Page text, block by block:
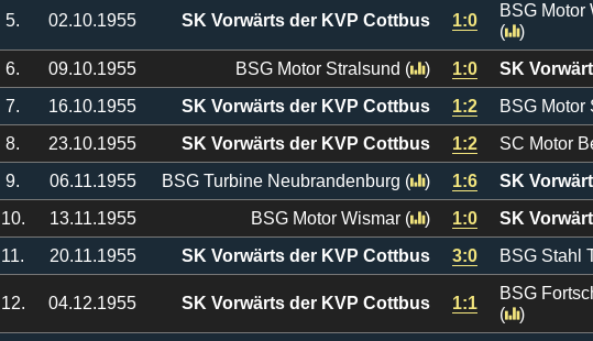
5. 02.10.1955 SK Vorwärts der KVP Cottbus 1:0
BSG Motor
(
)
6.
09.10.1955 BSG Motor Stralsund ( ) 1:0
SK
7.
16.10.1955 SK Vorwärts der KVP Cottbus 1:2 BSG Motor
8.
23.10.1955 SK Vorwärts der KVP Cottbus 1:2 SC Motor
9.
06.11.1955 BSG Turbine Neubrandenburg ( ) 1:6
SK
10.
13.11.1955 BSG Motor Wismar ( ) 1:0
SK
11.
20.11.1955 SK Vorwärts der KVP Cottbus 3:0 BSG Stahl
12. 04.12.1955 SK Vorwärts der KVP Cottbus 1:1
BSG
(
)